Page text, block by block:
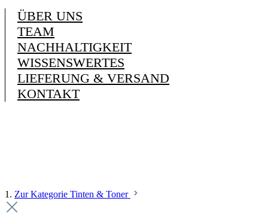
ÜBER UNS
TEAM
NACHHALTIGKEIT
WISSENSWERTES
LIEFERUNG & VERSAND
KONTAKT
1. Zur Kategorie Tinten & Toner